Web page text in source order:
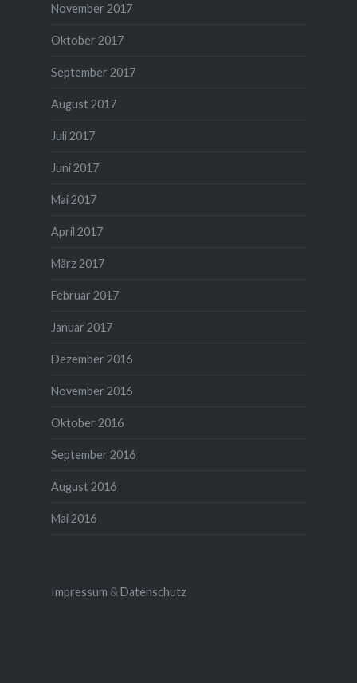
November 2017
Oktober 2017
September 2017
August 2017
Juli 2017
Juni 2017
Mai 2017
April 2017
März 2017
Februar 2017
Januar 2017
Dezember 2016
November 2016
Oktober 2016
September 2016
August 2016
Mai 2016
Impressum & Datenschutz